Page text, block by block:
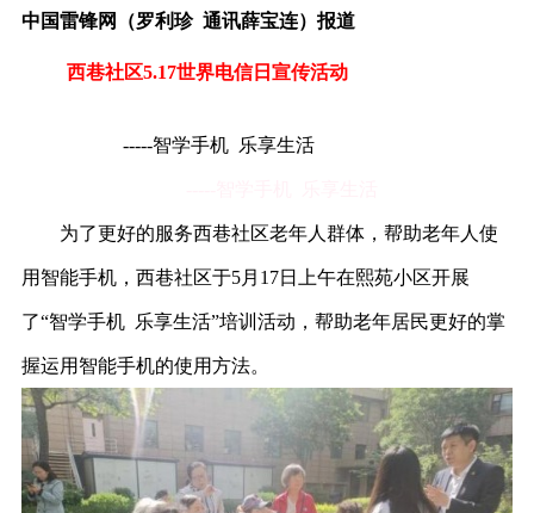
中国雷锋网（罗利珍 通讯薛宝连）报道
西巷社区5.17世界电信日宣传活动
-----智学手机 乐享生活
为了更好的服务西巷社区老年人群体，帮助老年人使
用智能手机，西巷社区于5月17日上午在熙苑小区开展
了“智学手机 乐享生活”培训活动，帮助老年居民更好的掌
握运用智能手机的使用方法。